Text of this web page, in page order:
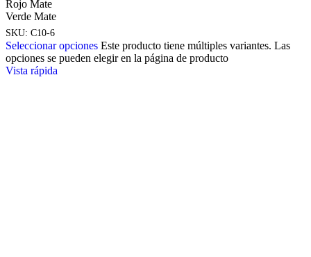
Rojo Mate
Verde Mate
SKU: C10-6
Seleccionar opciones Este producto tiene múltiples variantes. Las
opciones se pueden elegir en la página de producto
Vista rápida